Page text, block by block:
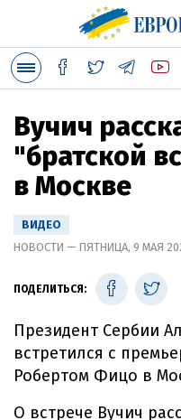
Вучич
"братской
в Москве
ВИДЕО
НОВОСТИ — ПЯТНИЦА, 9 МАЯ
ПОДЕЛИТЬСЯ:
Президент Сербии
встретился с
Робертом Фицо в
О встрече Вучич